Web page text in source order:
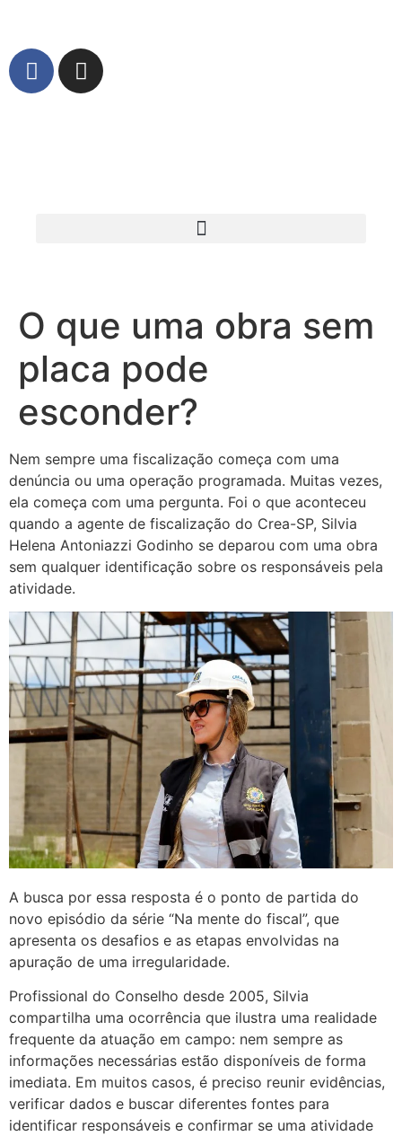
O que uma obra sem
placa pode
esconder?
Nem sempre uma fiscalização começa com uma
denúncia ou uma operação programada. Muitas vezes,
ela começa com uma pergunta. Foi o que aconteceu
quando a agente de fiscalização do Crea-SP, Silvia
Helena Antoniazzi Godinho se deparou com uma obra
sem qualquer identificação sobre os responsáveis pela
atividade.
A busca por essa resposta é o ponto de partida do
novo episódio da série “Na mente do fiscal”, que
apresenta os desafios e as etapas envolvidas na
apuração de uma irregularidade.
Profissional do Conselho desde 2005, Silvia
compartilha uma ocorrência que ilustra uma realidade
frequente da atuação em campo: nem sempre as
informações necessárias estão disponíveis de forma
imediata. Em muitos casos, é preciso reunir evidências,
verificar dados e buscar diferentes fontes para
identificar responsáveis e confirmar se uma atividade